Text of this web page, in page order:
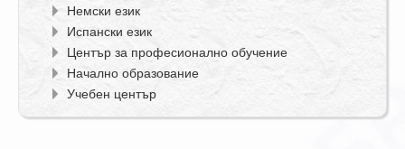
Немски език
Испански език
Център за професионално обучение
Начално образование
Учебен център